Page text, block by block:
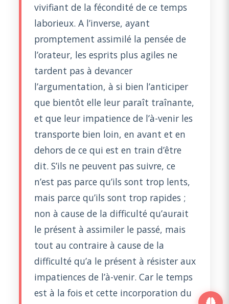
vivifiant de la fécondité de ce temps
laborieux. A l’inverse, ayant
promptement assimilé la pensée de
l’orateur, les esprits plus agiles ne
tardent pas à devancer
l’argumentation, à si bien l’anticiper
que bientôt elle leur paraît traînante,
et que leur impatience de l’à-venir les
transporte bien loin, en avant et en
dehors de ce qui est en train d’être
dit. S’ils ne peuvent pas suivre, ce
n’est pas parce qu’ils sont trop lents,
mais parce qu’ils sont trop rapides ;
non à cause de la difficulté qu’aurait
le présent à assimiler le passé, mais
tout au contraire à cause de la
difficulté qu’a le présent à résister aux
impatiences de l’à-venir. Car le temps
est à la fois et cette incorporation du